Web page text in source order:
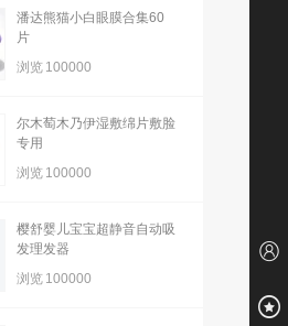
潘达熊猫小白眼膜合集60
片
浏览 100000
尔木萄木乃伊湿敷绵片敷脸
专用
浏览 100000
樱舒婴儿宝宝超静音自动吸
发理发器
浏览 100000